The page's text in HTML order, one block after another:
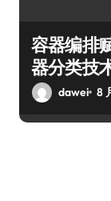
容器编排
器分类技
dawei 8